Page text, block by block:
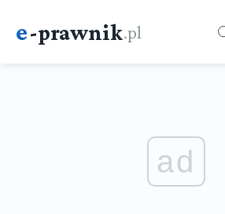
e-prawnik.pl
ad